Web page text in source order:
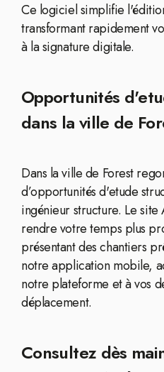
Ce logiciel simplifie
transformant rapidement
à la signature digitale.
Opportunités
dans la ville de
Dans la ville de Forest
d’opportunités d'etude
ingénieur structure. Le site
rendre votre temps plus
présentant des chantiers
notre application mobile,
notre plateforme et à vos
déplacement.
Consultez dès